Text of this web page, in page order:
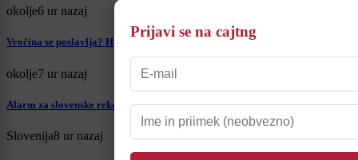
okolje6 ur nazaj
Vročina se poslavlja? Hrvati napovedujejo ohladitev za več kot deset stopinj
okolje7 ur nazaj
Alarm za slovenske reke: Drava med rekami z izredno nizkim pretokom
Slovenija8 ur nazaj
Prijavi se na cajtng